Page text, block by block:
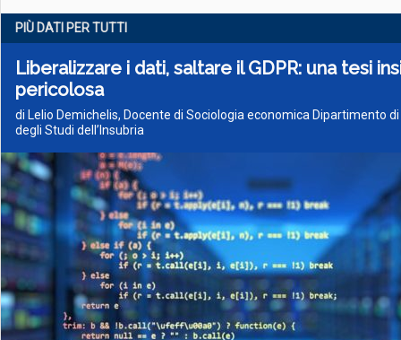
PIÙ DATI PER TUTTI
Liberalizzare i dati, saltare il GDPR: una tesi
pericolosa
di Lelio Demichelis, Docente di Sociologia economica Dipartimento
degli Studi dell’Insubria